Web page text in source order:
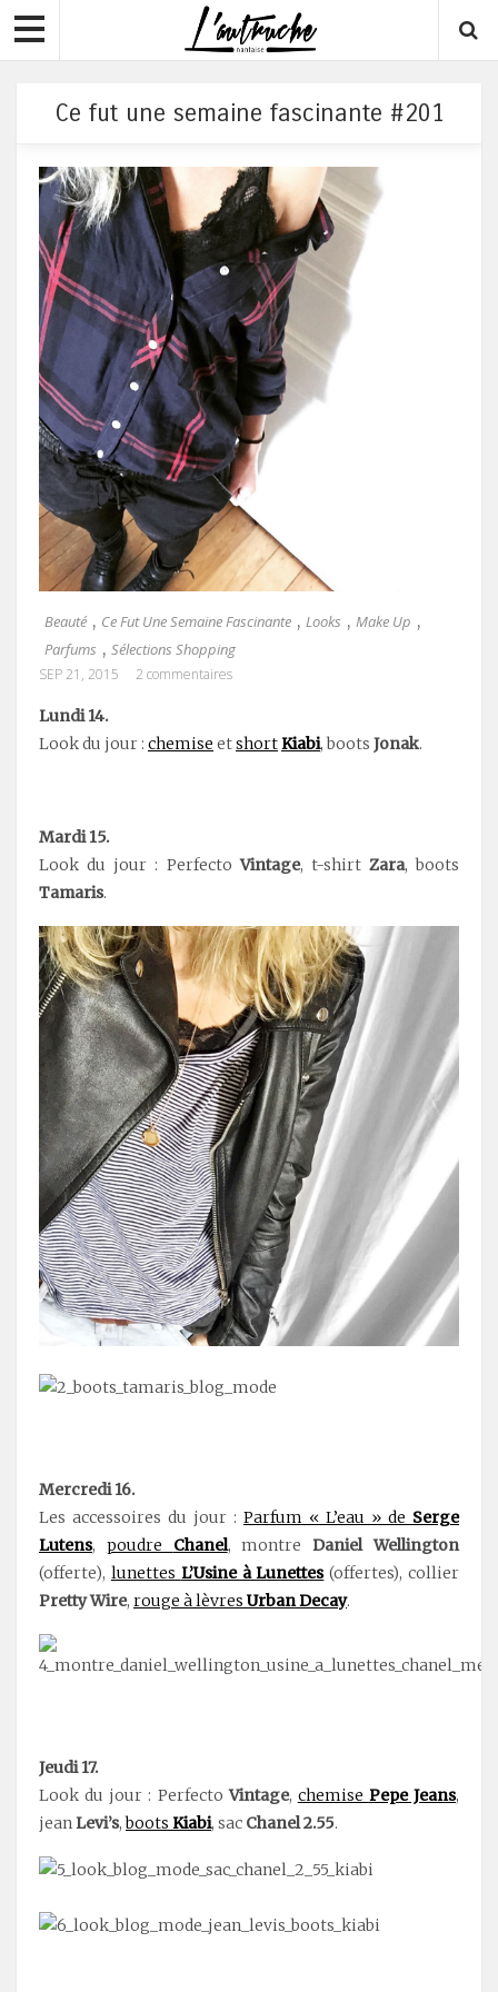
Ce fut une semaine fascinante #201
Beauté , Ce Fut Une Semaine Fascinante , Looks , Make Up ,
Parfums , Sélections Shopping
SEP 21, 2015 2 commentaires
Lundi 14.
Look du jour : chemise etshortKiabi, boots Jonak.
Mardi 15.
Look du jour : PerfectoVintage, t-shirt Zara, boots
Tamaris.
Mercredi 16.
Les accessoires du jour : Parfum « L’eau » de Serge
Lutens, poudre Chanel, montreDaniel Wellington
(offerte), lunettes L’Usine à Lunettes(offertes), collier
Pretty Wire, rouge à lèvres Urban Decay.
Jeudi 17.
Look du jour : PerfectoVintage, chemise Pepe Jeans,
jeanLevi’s,boots Kiabi, sac Chanel 2.55.